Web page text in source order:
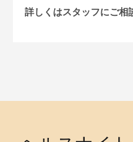
詳しくはスタッフにご相